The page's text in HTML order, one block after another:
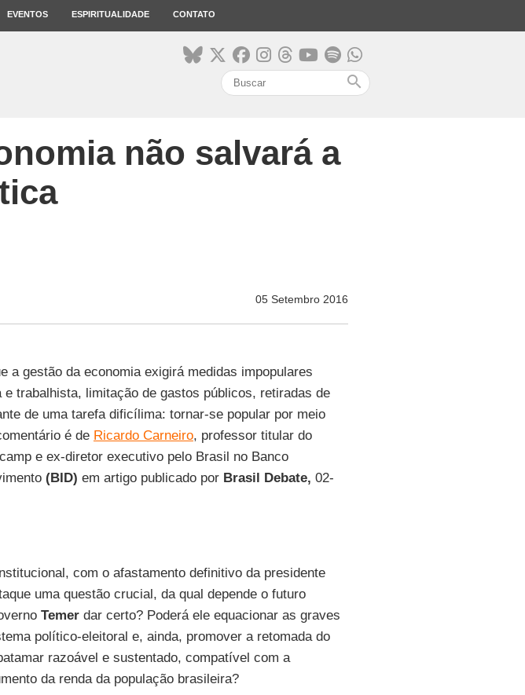
EVENTOS ESPIRITUALIDADE CONTATO
search
não salvará a
05 Setembro 2016
a gestão da economia exigirá medidas impopulares
trabalhista, limitação de gastos públicos, retiradas de
de uma tarefa dificílima: tornar-se popular por meio
é de Ricardo Carneiro, professor titular do
e ex-diretor executivo pelo Brasil no Banco
(BID) em artigo publicado porBrasil Debate, 02-
com o afastamento definitivo da presidente
uma questão crucial, da qual depende o futuro
Temerdar certo? Poderá ele equacionar as graves
político-eleitoral e, ainda, promover a retomada do
razoável e sustentado, compatível com a
da renda da população brasileira?